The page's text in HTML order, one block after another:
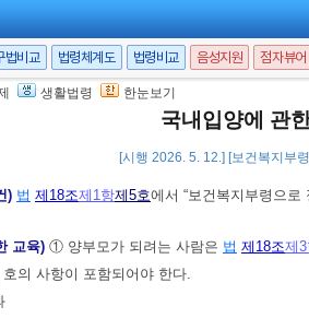
법비교 법령체계도 법령비교 음성지원 점자뷰어
생활법령 한눈보기
국내입양에 관
[시행 2026. 5. 12.] [보건복지부
국가아동권리보장원의 장은법 제18조 제1항제3
는 사람의별지 제8호서식에 따른 범죄경력조회
찰관서의 장은 양부모가 되려는 사람이
른 범죄경력조회 회신서를 국가아동권리보장원
) 법 제18조제1항제5호에서 “보건복지부령으로
교육) ① 양부모가 되려는 사람은 법 제18조제
의 사항이 포함되어야 한다.